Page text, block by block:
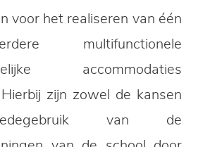
voor het realiseren van één
multifunctionele
accommodaties
zijn zowel de kansen
van de